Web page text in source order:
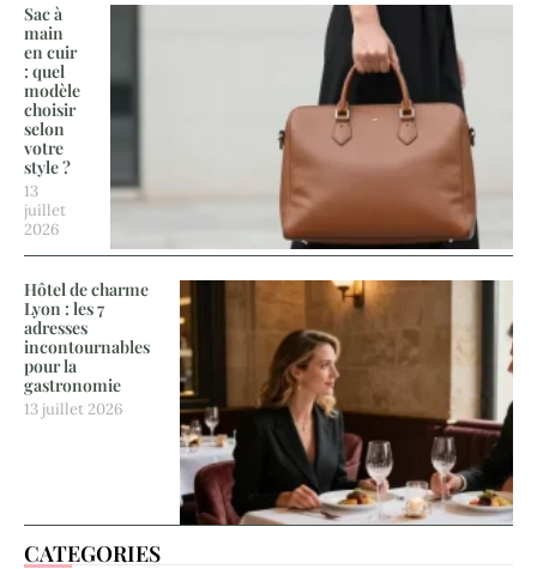
Sac à
main
en cuir
: quel
modèle
choisir
selon
votre
style ?
13
juillet
2026
Hôtel de charme
Lyon : les 7
adresses
incontournables
pour la
gastronomie
13 juillet 2026
CATEGORIES